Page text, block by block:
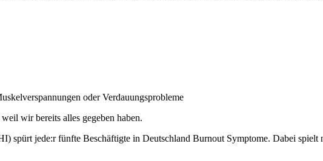
oder Verdauungsprobleme
wir bereits alles gegeben haben.
spürt jede:r fünfte Beschäftigte in Deutschland Burnout Symptome. Dabei